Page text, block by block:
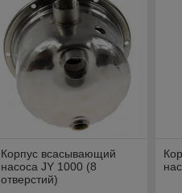
Корпус всасывающий
насоса JY 1000 (8
отверстий)